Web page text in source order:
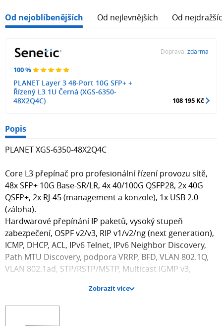
Od nejoblíbenějších Od nejlevnějších Od
100 %
PLANET Layer 3 48-Port 10G SFP+ +
Řízený L3 1U Černá (XGS-6350-
48X2Q4C)
Doprava: zdarma
108 195 Kč
Popis
PLANET XGS-6350-48X2Q4C
Core L3 přepínač pro profesionální řízení provozu sítě,
48x SFP+ 10G Base-SR/LR, 4x 40/100G QSFP28, 2x 40G
QSFP+, 2x RJ-45 (management a konzole), 1x USB 2.0
(záloha).
Hardwarové přepínání IP paketů, vysoký stupeň
zabezpečení, OSPF v2/v3, RIP v1/v2/ng (next generation),
ICMP, DHCP, ACL, IPv6 Telnet, IPv6 Neighbor Discovery,
Path MTU Discovery, podpora VRRP, BFD, VLAN 802.1Q,
VLAN 802.1ad, STP/RSTP/MSTP, Multicast IGMP v3,
(Ingress/Egress). Možný hardware stack dvou zařízení ve
virtuálním zapojení v kruhu.
Zobrazit více